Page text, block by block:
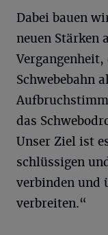
Dabei bauen
neuen Stärken
Schwebebahn
das
Unser Ziel ist
schlüssigen
verbinden und
verbreiten.“